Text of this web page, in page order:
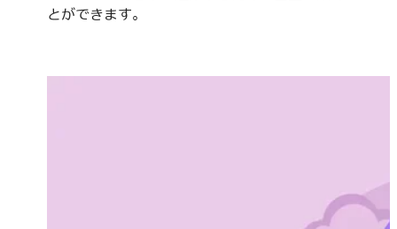
とができます。